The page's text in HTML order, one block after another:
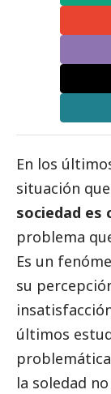
En los
situación
sociedad es
problema
Es un
su
últimos
la soledad